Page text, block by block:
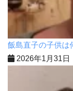
飯島直子の子供は
2026年1月31日